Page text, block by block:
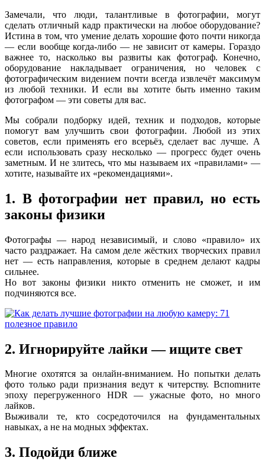
Замечали, что люди, талантливые в фотографии, могут
сделать отличный кадр практически на любое оборудование?
Истина в том, что умение делать хорошие фото почти никогда
— если вообще когда-либо — не зависит от камеры. Гораздо
важнее то, насколько вы развиты как фотограф. Конечно,
оборудование накладывает ограничения, но человек с
фотографическим видением почти всегда извлечёт максимум
из любой техники. И если вы хотите быть именно таким
фотографом — эти советы для вас.
Мы собрали подборку идей, техник и подходов, которые
помогут вам улучшить свои фотографии. Любой из этих
советов, если применять его всерьёз, сделает вас лучше. А
если использовать сразу несколько — прогресс будет очень
заметным. И не злитесь, что мы называем их «правилами» —
хотите, называйте их «рекомендациями».
1. В фотографии нет правил, но есть
законы физики
Фотографы — народ независимый, и слово «правило» их
часто раздражает. На самом деле жёстких творческих правил
нет — есть направления, которые в среднем делают кадры
сильнее.
Но вот законы физики никто отменить не сможет, и им
подчиняются все.
2. Игнорируйте лайки — ищите свет
Многие охотятся за онлайн-вниманием. Но попытки делать
фото только ради признания ведут к читерству. Вспomните
эпоху перегруженного HDR — ужасные фото, но много
лайков.
Выживали те, кто сосредоточился на фундаментальных
навыках, а не на модных эффектах.
3. Подойди ближе